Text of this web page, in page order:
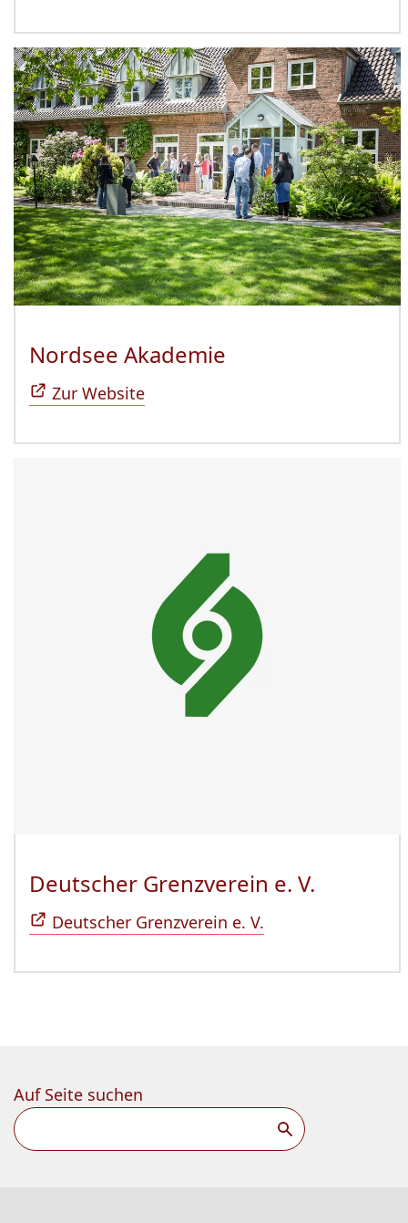
Nordsee Akademie
Zur Website
Deutscher Grenzverein e. V.
Deutscher Grenzverein e. V.
Auf Seite suchen
Suchen